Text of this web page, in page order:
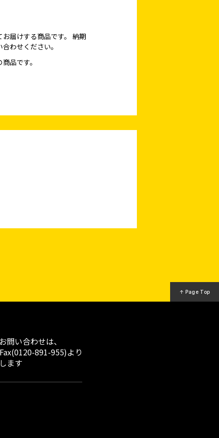
届けする商品です。 納期
わせください。
品です。
↑ Page Top
問い合わせは、
891-955)より
ます